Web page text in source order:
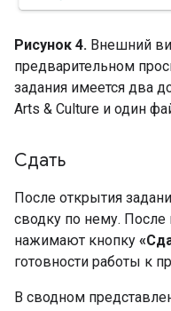
Рисунок 4. Внешний
предварительном
задания имеется два
Arts & Culture и один
Сдать
После открытия
сводку по нему.
нажимают кнопку
готовности работы к
В сводном